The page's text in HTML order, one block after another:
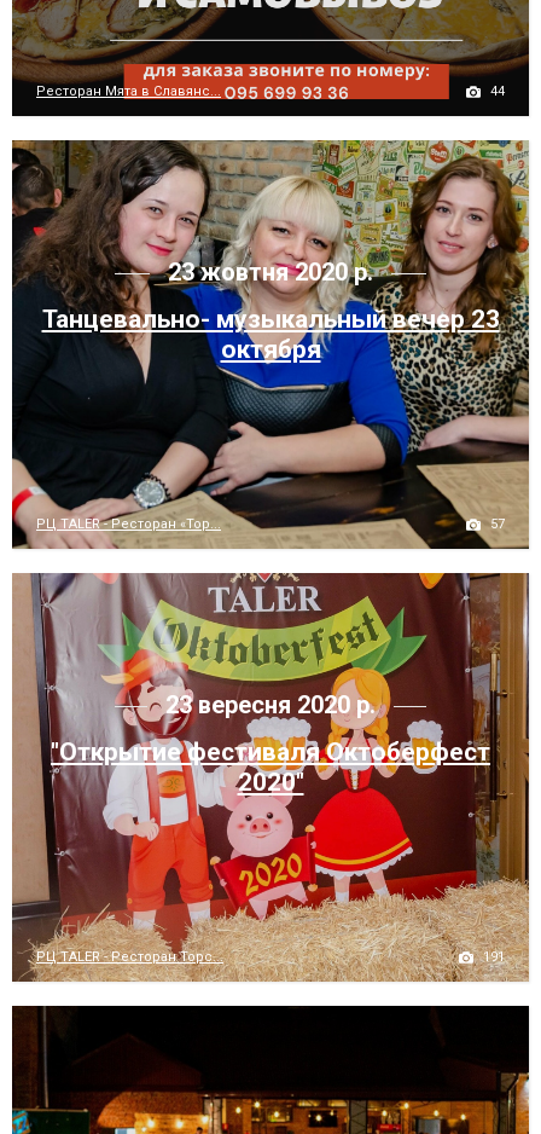
Ресторан Мята в Славянс... 44
23 жовтня 2020 р.
Танцевально- музыкальный вечер 23
октября
РЦ TALER - Ресторан «Тор... 57
23 вересня 2020 р.
"Открытие фестиваля Октоберфест
2020"
РЦ TALER - Ресторан Торс... 191